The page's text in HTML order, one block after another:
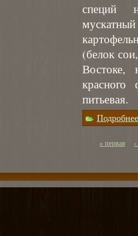
специй
(белок
Востоке,
красного
питьевая.
Подробнее
Страницы
« первая